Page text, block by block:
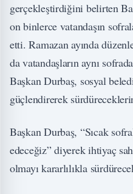
gerçekleştirdiğini belirten
on binlerce vatandaşın
etti. Ramazan ayında
da vatandaşların aynı
Başkan Durbaş, sosyal
güçlendirerek
Başkan Durbaş, “Sıcak
edeceğiz” diyerek ihtiyaç
olmayı kararlılıkla